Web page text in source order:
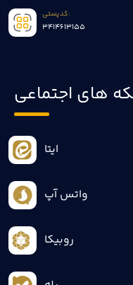
کدپستی:
3414613155
های اجتماعی
ایتا
واتس آپ
روبیکا